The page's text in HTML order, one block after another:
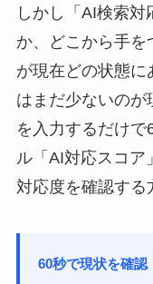
しかし「AI検索
か、どこから手を
が現在どの状態に
はまだ少ないの
を入力するだけ
ル「AI対応スコア
対応度を確認する
60秒で現状を確認